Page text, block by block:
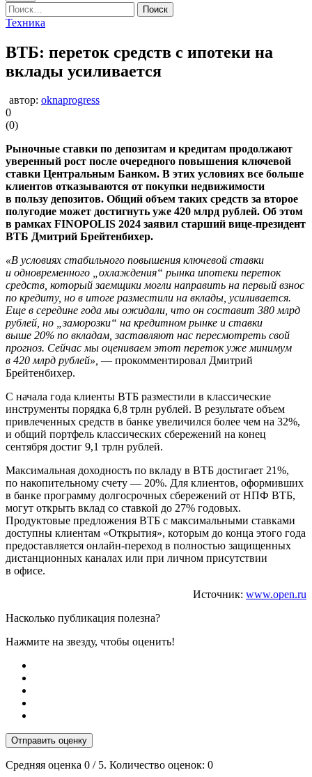
Найти:
Опубликовано
Техника
ВТБ: переток средств с ипотеки на
вклады усиливается
автор: oknaprogress
0
(0)
Рыночные ставки по депозитам и кредитам продолжают
уверенный рост после очередного повышения ключевой
ставки Центральным Банком. В этих условиях все больше
клиентов отказываются от покупки недвижимости
в пользу депозитов. Общий объем таких средств за второе
полугодие может достигнуть уже 420 млрд рублей. Об этом
в рамках FINOPOLIS 2024 заявил старший вице-президент
ВТБ Дмитрий Брейтенбихер.
«В условиях стабильного повышения ключевой ставки
и одновременного „охлаждения“ рынка ипотеки переток
средств, который заемщики могли направить на первый взнос
по кредиту, но в итоге разместили на вклады, усиливается.
Еще в середине года мы ожидали, что он составит 380 млрд
рублей, но „заморозки“ на кредитном рынке и ставки
выше 20% по вкладам, заставляют нас пересмотреть свой
прогноз. Сейчас мы оцениваем этот переток уже минимум
в 420 млрд рублей», — прокомментировал Дмитрий
Брейтенбихер.
С начала года клиенты ВТБ разместили в классические
инструменты порядка 6,8 трлн рублей. В результате объем
привлеченных средств в банке увеличился более чем на 32%,
и общий портфель классических сбережений на конец
сентября достиг 9,1 трлн рублей.
Максимальная доходность по вкладу в ВТБ достигает 21%,
по накопительному счету — 20%. Для клиентов, оформивших
в банке программу долгосрочных сбережений от НПФ ВТБ,
могут открыть вклад со ставкой до 27% годовых.
Продуктовые предложения ВТБ с максимальными ставками
доступны клиентам «Открытия», которым до конца этого года
предоставляется онлайн-переход в полностью защищенных
дистанционных каналах или при личном присутствии
в офисе.
Источник: www.open.ru
Насколько публикация полезна?
Нажмите на звезду, чтобы оценить!
Отправить оценку
Средняя оценка 0 / 5. Количество оценок: 0